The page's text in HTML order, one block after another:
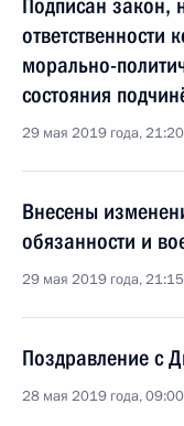
Подписан закон,
морально-
состояния
29 мая 2019 года, 21:20
Внесены
обязанности и
29 мая 2019 года, 21:15
Поздравление с
28 мая 2019 года, 09:00